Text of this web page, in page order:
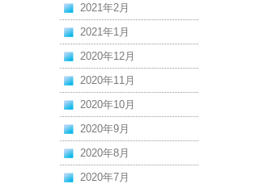
2021年2月
2021年1月
2020年12月
2020年11月
2020年10月
2020年9月
2020年8月
2020年7月